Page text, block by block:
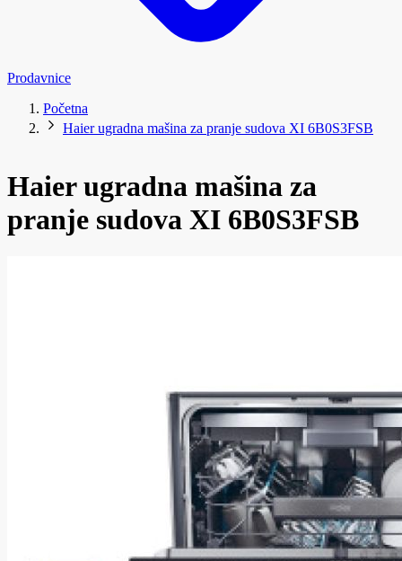
Prodavnice
Početna
Haier ugradna mašina za pranje sudova XI 6B0S3FSB
Haier ugradna mašina za
pranje sudova XI 6B0S3FSB